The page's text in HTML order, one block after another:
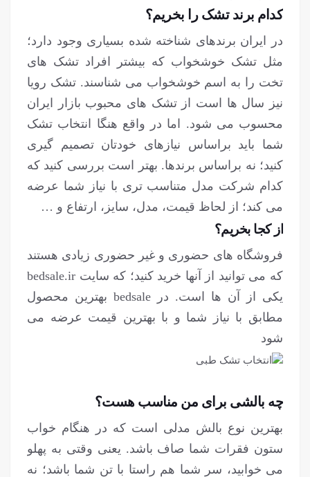
کدام برند تشک را بخریم؟
در ایران برندهای شناخته شده بسیاری وجود دارد؛
مثل تشک خوشخواب که بیشتر افراد تشک های
تخت را به اسم خوشخواب می شناسند. تشک رویا
نیز سال ها است از تشک های محبوب بازار ایران
محسوب می شود. اما در واقع هنگا انتخاب تشک
شما باید براساس نیازهای خودتان تصمیم گیری
کنید؛ نه براساس برندها. بهتر است بررسی کنید که
کدام شرکت مدل متناسب تری با نیاز شما عرضه
می کند؛ از لحاظ قیمت، مدل، سایز، ارتفاع و …
از کجا بخریم؟
فروشگاه های حضوری و غیر حضوری زیادی هستند
که می توانید از آنها خرید کنید؛ که سایت bedsale.ir
یکی از آن ها است. در bedsale بهترین محصول
مطابق با نیاز شما و با بهترین قیمت عرضه می
شود
چه بالشی برای من مناسب هست؟
بهترین نوع بالش مدلی است که در هنگام خواب
ستون فقرات شما صاف باشد. یعنی وقتی به پهلو
می خوابید، سر شما هم راستا با تن شما باشد؛ نه